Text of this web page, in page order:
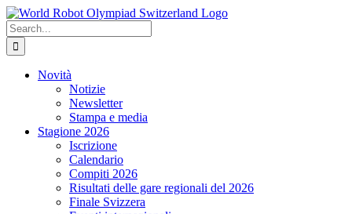
Skip
to
content
Search
for:
Novità
Notizie
Newsletter
Stampa e media
Stagione 2026
Iscrizione
Calendario
Compiti 2026
Risultati delle gare regionali del 2026
Finale Svizzera